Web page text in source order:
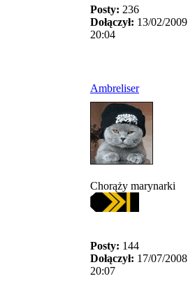
Posty: 236
Dołączył: 13/02/2009
20:04
Ambreliser
Chorąży marynarki
Posty: 144
Dołączył: 17/07/2008
20:07